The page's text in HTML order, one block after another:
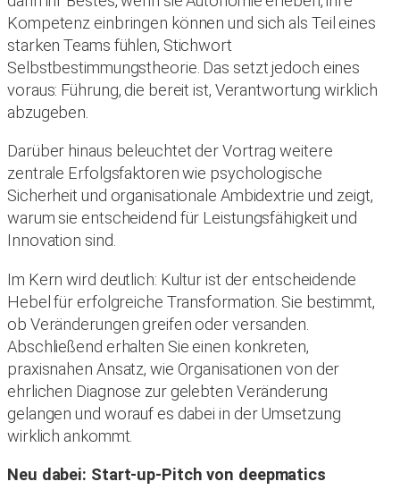
Kompetenz einbringen können und sich als Teil eines
starken Teams fühlen, Stichwort
Selbstbestimmungstheorie. Das setzt jedoch eines
voraus: Führung, die bereit ist, Verantwortung wirklich
abzugeben.
Darüber hinaus beleuchtet der Vortrag weitere
zentrale Erfolgsfaktoren wie psychologische
Sicherheit und organisationale Ambidextrie und zeigt,
warum sie entscheidend für Leistungsfähigkeit und
Innovation sind.
Im Kern wird deutlich: Kultur ist der entscheidende
Hebel für erfolgreiche Transformation. Sie bestimmt,
ob Veränderungen greifen oder versanden.
Abschließend erhalten Sie einen konkreten,
praxisnahen Ansatz, wie Organisationen von der
ehrlichen Diagnose zur gelebten Veränderung
gelangen und worauf es dabei in der Umsetzung
wirklich ankommt.
Neu dabei: Start-up-Pitch von deepmatics